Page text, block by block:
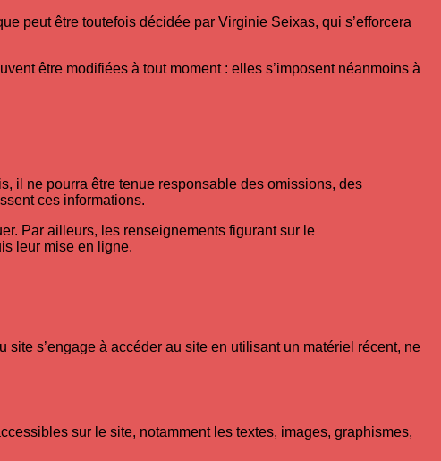
peut être toutefois décidée par Virginie Seixas, qui s’efforcera
être modifiées à tout moment : elles s’imposent néanmoins à
il ne pourra être tenue responsable des omissions, des
ces informations.
Par ailleurs, les renseignements figurant sur le
leur mise en ligne.
s’engage à accéder au site en utilisant un matériel récent, ne
sur le site, notamment les textes, images, graphismes,